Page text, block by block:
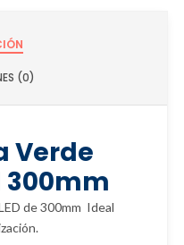
(0)
Verde
300mm
de 300mm Ideal